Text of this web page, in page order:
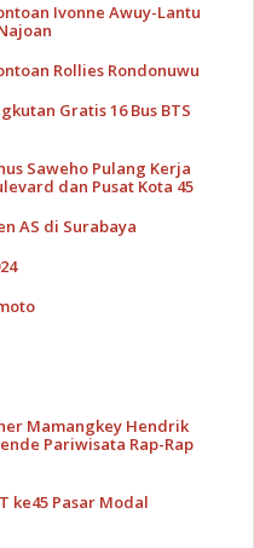
Ivonne Awuy-Lantu
Rollies Rondonuwu
Gratis 16 Bus BTS
Saweho Pulang Kerja
dan Pusat Kota 45
AS di Surabaya
Mamangkey Hendrik
Pariwisata Rap-Rap
ke45 Pasar Modal